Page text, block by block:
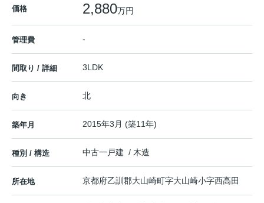
価格 2,880万円
管理費 -
間取り / 詳細 3LDK
向き 北
築年月 2015年3月 (築11年)
種別 / 構造 中古一戸建 / 木造
所在地 京都府乙訓郡大山崎町字大山崎小字西高田